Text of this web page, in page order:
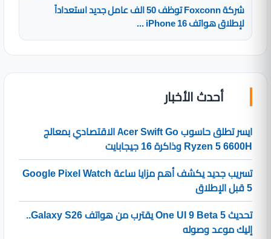
شركة Foxconn توظف 50 الف عامل جديد استعداداً
لإطلاق هواتف iPhone 16 ...
أحدث الأخبار
ايسر تطلق حاسوب Acer Swift Go الاقتصادي بمعالج
Ryzen 5 6600H وذاكرة 16 جيجابايت
تسريب جديد يكشف أهم مزايا ساعة Google Pixel Watch
5 قبل الإطلاق
تحديث One UI 9 Beta 5 يقترب من هواتف Galaxy S26..
إليك موعد وصوله